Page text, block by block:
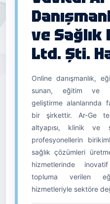
ve
Ltd. Şti.
Online danışmanlık,
sunan, eğitim ve
geliştirme alanlarında
bir şirkettir. Ar-Ge
altyapısı, klinik ve
profesyonellerin
sağlık çözümleri
hizmetlerinde
topluma verilen
hizmetleriyle sektöre